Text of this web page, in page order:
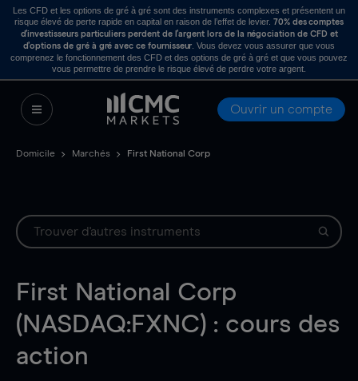
Les CFD et les options de gré à gré sont des instruments complexes et présentent un
risque élevé de perte rapide en capital en raison de l’effet de levier. 70% des comptes
d’investisseurs particuliers perdent de l’argent lors de la négociation de CFD et
d’options de gré à gré avec ce fournisseur . Vous devez vous assurer que vous
comprenez le fonctionnement des CFD et des options de gré à gré et que vous pouvez
vous permettre de prendre le risque élevé de perdre votre argent.
Ouvrir un compte
Domicile Marchés First National Corp
First National Corp
(NASDAQ:FXNC) : cours des
action